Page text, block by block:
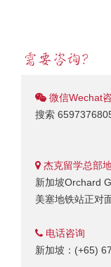
微信Wechat
搜索
杰克留学总部
新加坡Orchard
美塞地铁站正对
电话咨询
新加坡：(+65)